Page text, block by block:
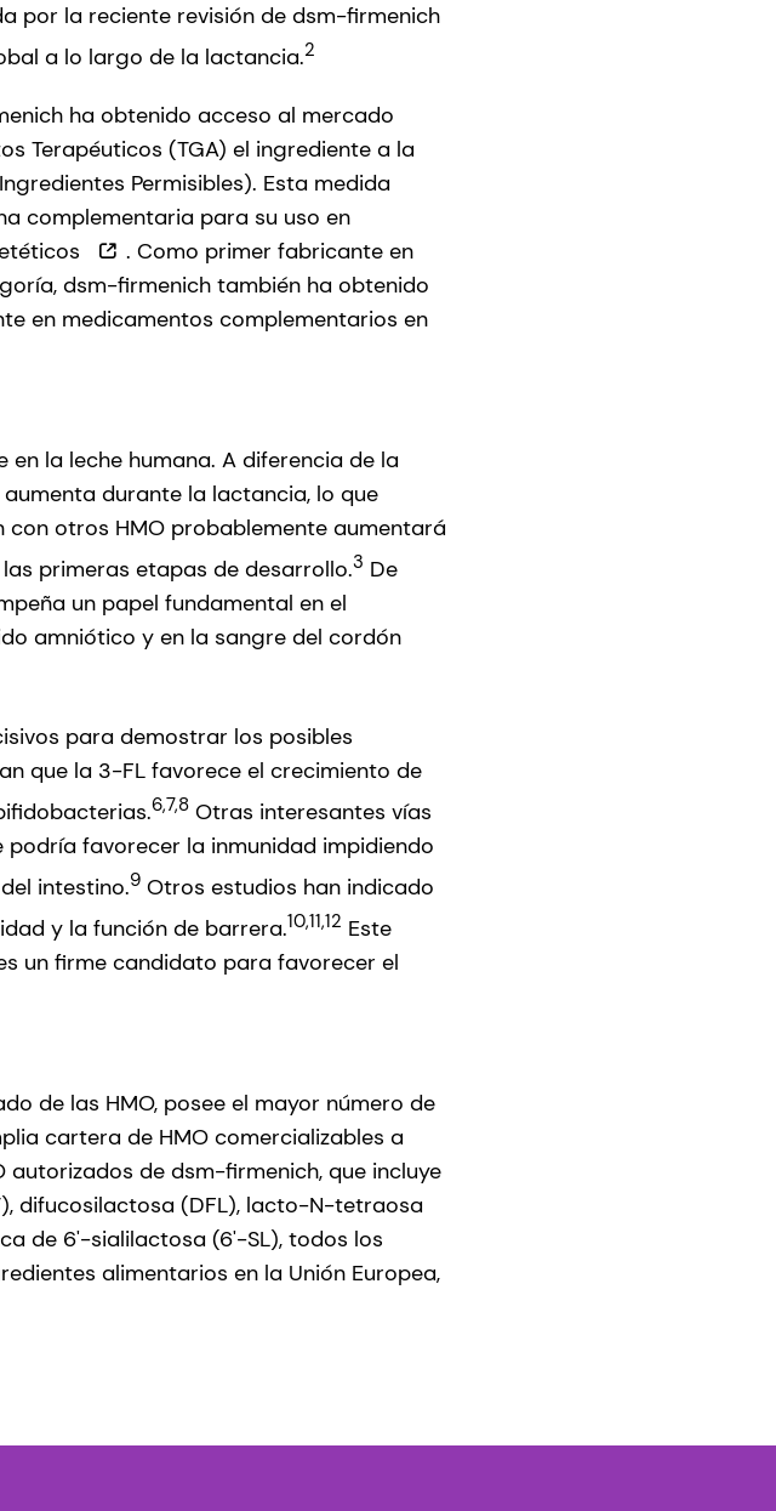
por la reciente revisión de dsm-firmenich
a lo largo de la lactancia.2
ha obtenido acceso al mercado
Terapéuticos (TGA) el ingrediente a la
Permisibles). Esta medida
complementaria para su uso en
. Como primer fabricante en
dsm-firmenich también ha obtenido
en medicamentos complementarios en
en la leche humana. A diferencia de la
durante la lactancia, lo que
otros HMO probablemente aumentará
primeras etapas de desarrollo.3 De
un papel fundamental en el
amniótico y en la sangre del cordón
para demostrar los posibles
que la 3-FL favorece el crecimiento de
6,7,8 Otras interesantes vías
favorecer la inmunidad impidiendo
intestino.9 Otros estudios han indicado
y la función de barrera.10,11,12 Este
un firme candidato para favorecer el
de las HMO, posee el mayor número de
cartera de HMO comercializables a
autorizados de dsm-firmenich, que incluye
difucosilactosa (DFL), lacto-N-tetraosa
de 6'-sialilactosa (6'-SL), todos los
alimentarios en la Unión Europea,